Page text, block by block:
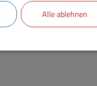
Alle ablehnen